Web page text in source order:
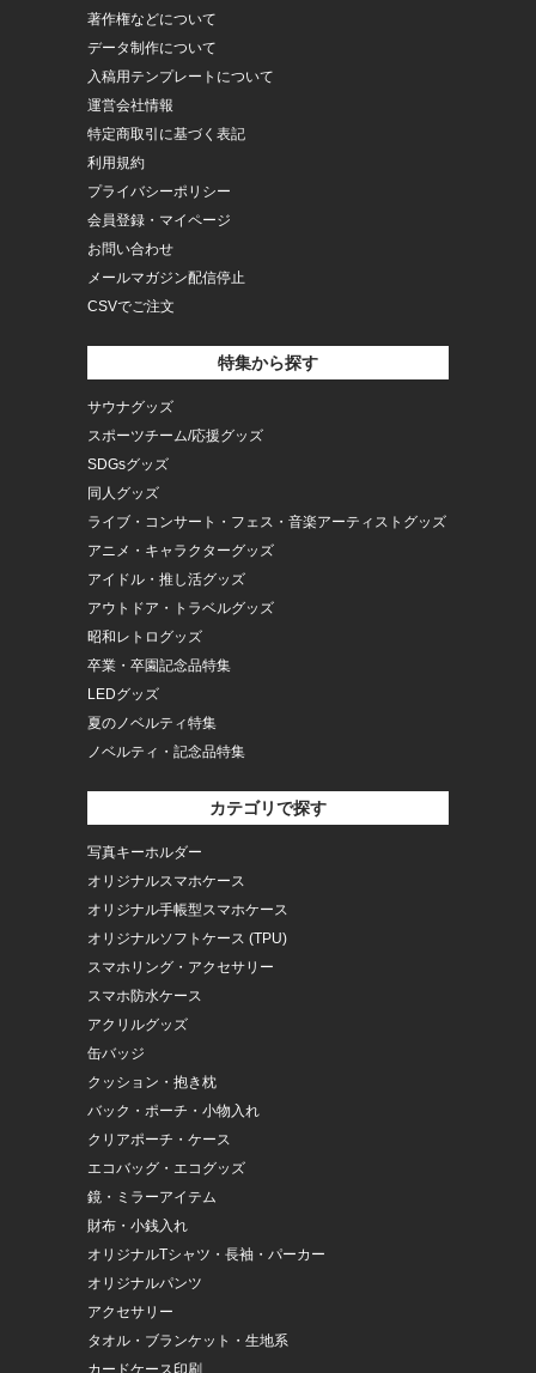
著作権などについて
データ制作について
入稿用テンプレートについて
運営会社情報
特定商取引に基づく表記
利用規約
プライバシーポリシー
会員登録・マイページ
お問い合わせ
メールマガジン配信停止
CSVでご注文
特集から探す
サウナグッズ
スポーツチーム/応援グッズ
SDGsグッズ
同人グッズ
ライブ・コンサート・フェス・音楽アーティストグッズ
アニメ・キャラクターグッズ
アイドル・推し活グッズ
アウトドア・トラベルグッズ
昭和レトログッズ
卒業・卒園記念品特集
LEDグッズ
夏のノベルティ特集
ノベルティ・記念品特集
カテゴリで探す
写真キーホルダー
オリジナルスマホケース
オリジナル手帳型スマホケース
オリジナルソフトケース (TPU)
スマホリング・アクセサリー
スマホ防水ケース
アクリルグッズ
缶バッジ
クッション・抱き枕
バック・ポーチ・小物入れ
クリアポーチ・ケース
エコバッグ・エコグッズ
鏡・ミラーアイテム
財布・小銭入れ
オリジナルTシャツ・長袖・パーカー
オリジナルパンツ
アクセサリー
タオル・ブランケット・生地系
カードケース印刷